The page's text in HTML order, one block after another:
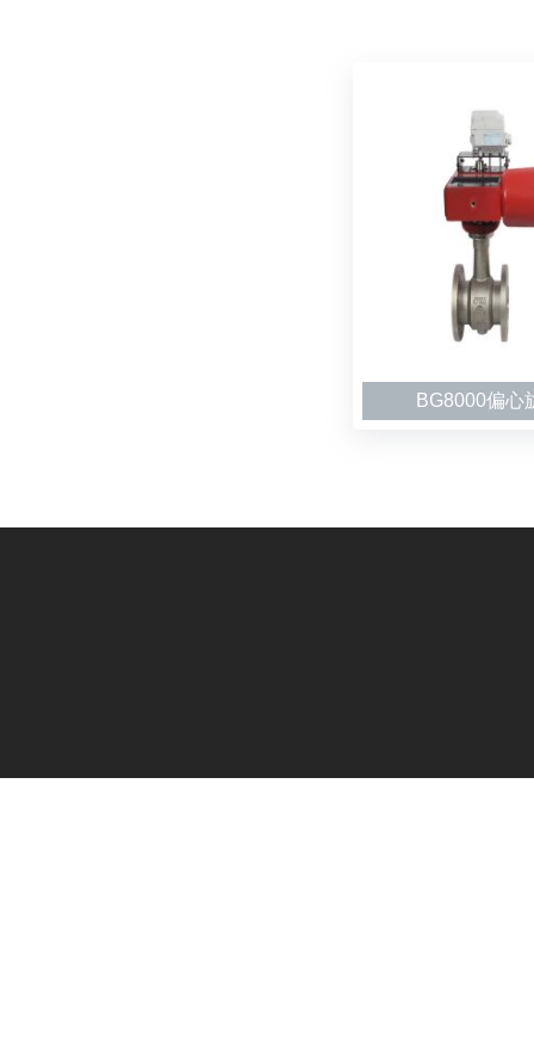
BG8000偏心